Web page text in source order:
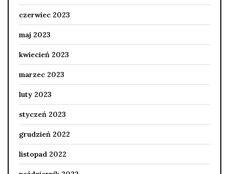
czerwiec 2023
maj 2023
kwiecień 2023
marzec 2023
luty 2023
styczeń 2023
grudzień 2022
listopad 2022